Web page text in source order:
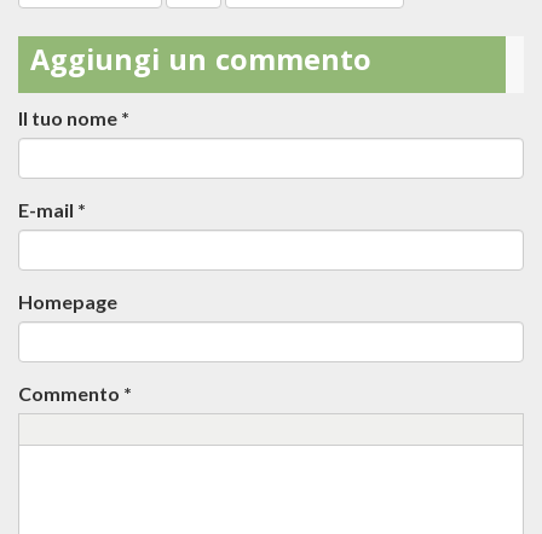
Aggiungi un commento
Il tuo nome *
E-mail *
Homepage
Commento *